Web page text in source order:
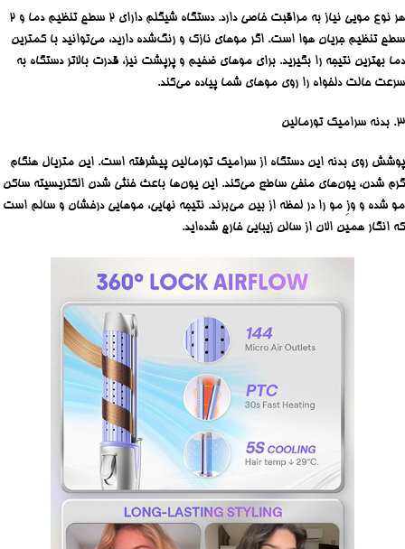
هر نوع مویی نیاز به مراقبت خاصی دارد. دستگاه شیگلم دارای ۲ سطح تنظیم دما و ۲
سطح تنظیم جریان هوا است. اگر موهای نازک و رنگ‌شده دارید، می‌توانید با کمترین
دما بهترین نتیجه را بگیرید. برای موهای ضخیم و پرپشت نیز، قدرت بالاتر دستگاه به
سرعت حالت دلخواه را روی موهای شما پیاده می‌کند.
۳. بدنه سرامیک تورمالین
پوشش روی بدنه این دستگاه از سرامیک تورمالین پیشرفته است. این متریال هنگام
گرم شدن، یون‌های منفی ساطع می‌کند. این یون‌ها باعث خنثی شدن الکتریسیته ساکن
مو شده و وزِ مو را در لحظه از بین می‌برند. نتیجه نهایی، موهایی درخشان و سالم است
که انگار همین الان از سالن زیبایی خارج شده‌اید.